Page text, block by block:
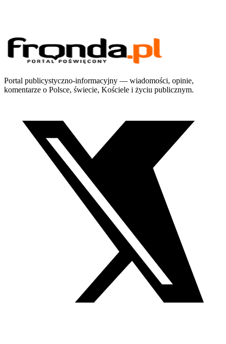
Portal publicystyczno-informacyjny — wiadomości, opinie,
komentarze o Polsce, świecie, Kościele i życiu publicznym.